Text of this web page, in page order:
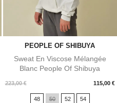
PEOPLE OF SHIBUYA
Sweat En Viscose Mélangée
Blanc People Of Shibuya
223,00 € 115,00 €
Prix
48 50 52 54